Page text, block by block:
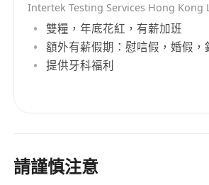
雙糧，年底花紅，有薪加班
額外有薪假期：慰唁假，婚假，
提供牙科福利
請謹慎注意